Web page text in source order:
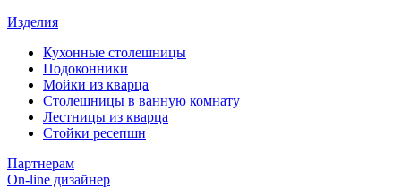
Изделия
Кухонные столешницы
Подоконники
Мойки из кварца
Столешницы в ванную комнату
Лестницы из кварца
Стойки ресепшн
Партнерам
On-line дизайнер